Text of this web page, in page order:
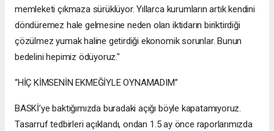
memleketi çıkmaza sürüklüyor. Yıllarca kurumların artık kendini
döndüremez hale gelmesine neden olan iktidarın biriktirdiği
çözülmez yumak haline getirdiği ekonomik sorunlar. Bunun
bedelini hepimiz ödüyoruz."
“HİÇ KİMSENİN EKMEĞİYLE OYNAMADIM”
BASKİ’ye baktığımızda buradaki açığı böyle kapatamıyoruz.
Tasarruf tedbirleri açıklandı, ondan 1.5 ay önce raporlarımızda